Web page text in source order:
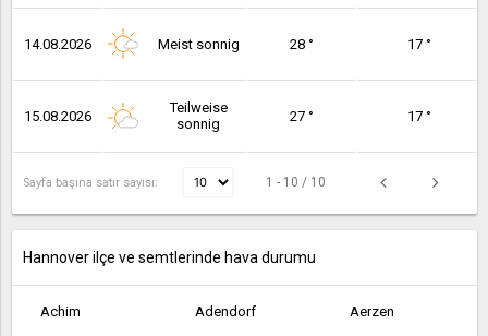
14.08.2026 Meist sonnig 28 ° 17 °
15.08.2026
Teilweise
sonnig
27 ° 17 °
Sayfa başına satır sayısı: 1 - 10 / 10
Hannover ilçe ve semtlerinde hava durumu
Achim Adendorf Aerzen